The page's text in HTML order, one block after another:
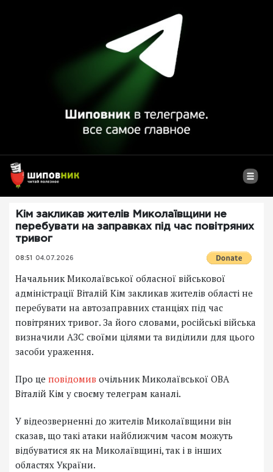
Кім закликав жителів Миколаївщини не
перебувати на заправках під час повітряних
тривог
08:51 04.07.2026
Начальник Миколаївської обласної військової
адміністрації Віталій Кім закликав жителів області не
перебувати на автозаправних станціях під час
повітряних тривог. За його словами, російські війська
визначили АЗС своїми цілями та виділили для цього
засоби ураження.
Про це повідомив очільник Миколаївської ОВА
Віталій Кім у своєму телеграм каналі.
У відеозверненні до жителів Миколаївщини він
сказав, що такі атаки найближчим часом можуть
відбуватися як на Миколаївщині, так і в інших
областях України.